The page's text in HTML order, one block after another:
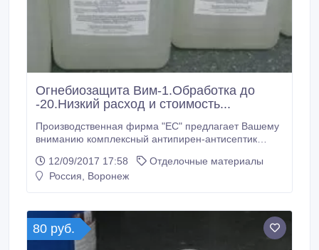
Огнебиозащита Вим-1.Обработка до
-20.Низкий расход и стоимость...
Производственная фирма "ЕС" предлагает Вашему
вниманию комплексный антипирен-антисептик
составы прекрасно подходят как для
профессионального, так и бытового использования.
древесины и изделий на её основе способом
поверхностной пропитки.
12/09/2017 17:58
Отделочные материалы
Россия, Воронеж
80 руб.